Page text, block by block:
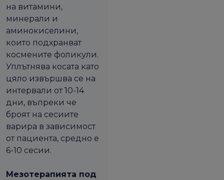
на витамини,
минерали и
аминокиселини,
които подхранват
космените фоликули.
Уплътнява косата като
цяло извършва се на
интервали от 10-14
дни, въпреки че
броят на сесиите
варира в зависимост
от пациента, средно е
6-10 сесии.
Мезотерапията под